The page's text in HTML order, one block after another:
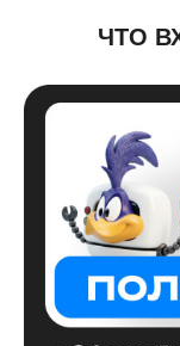
ЧТО